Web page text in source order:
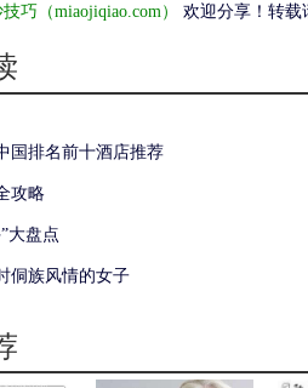
巧（miaojiqiao.com） 欢迎分享！转载
国排名前十酒店推荐
攻略
大盘点
侗族风情的女子